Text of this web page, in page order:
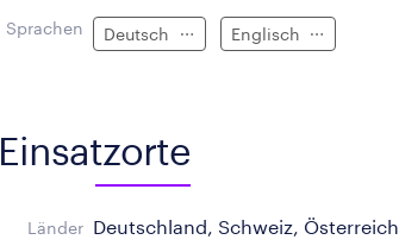
Sprachen Deutsch Englisch
Einsatzorte
Länder Deutschland, Schweiz, Österreich